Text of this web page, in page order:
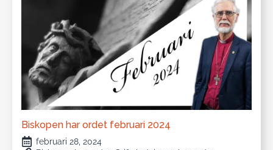
Biskopen har ordet februari 2024
februari 28, 2024